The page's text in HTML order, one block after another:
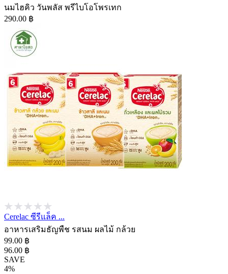
นมไฮคิว วันพลัส พรีไบโอโพรเทก
290.00 ฿
Cerelac ซีรีแล็ค ...
อาหารเสริมธัญพืช รสนม ผลไม้ กล้วย
99.00 ฿
96.00 ฿
SAVE
4%